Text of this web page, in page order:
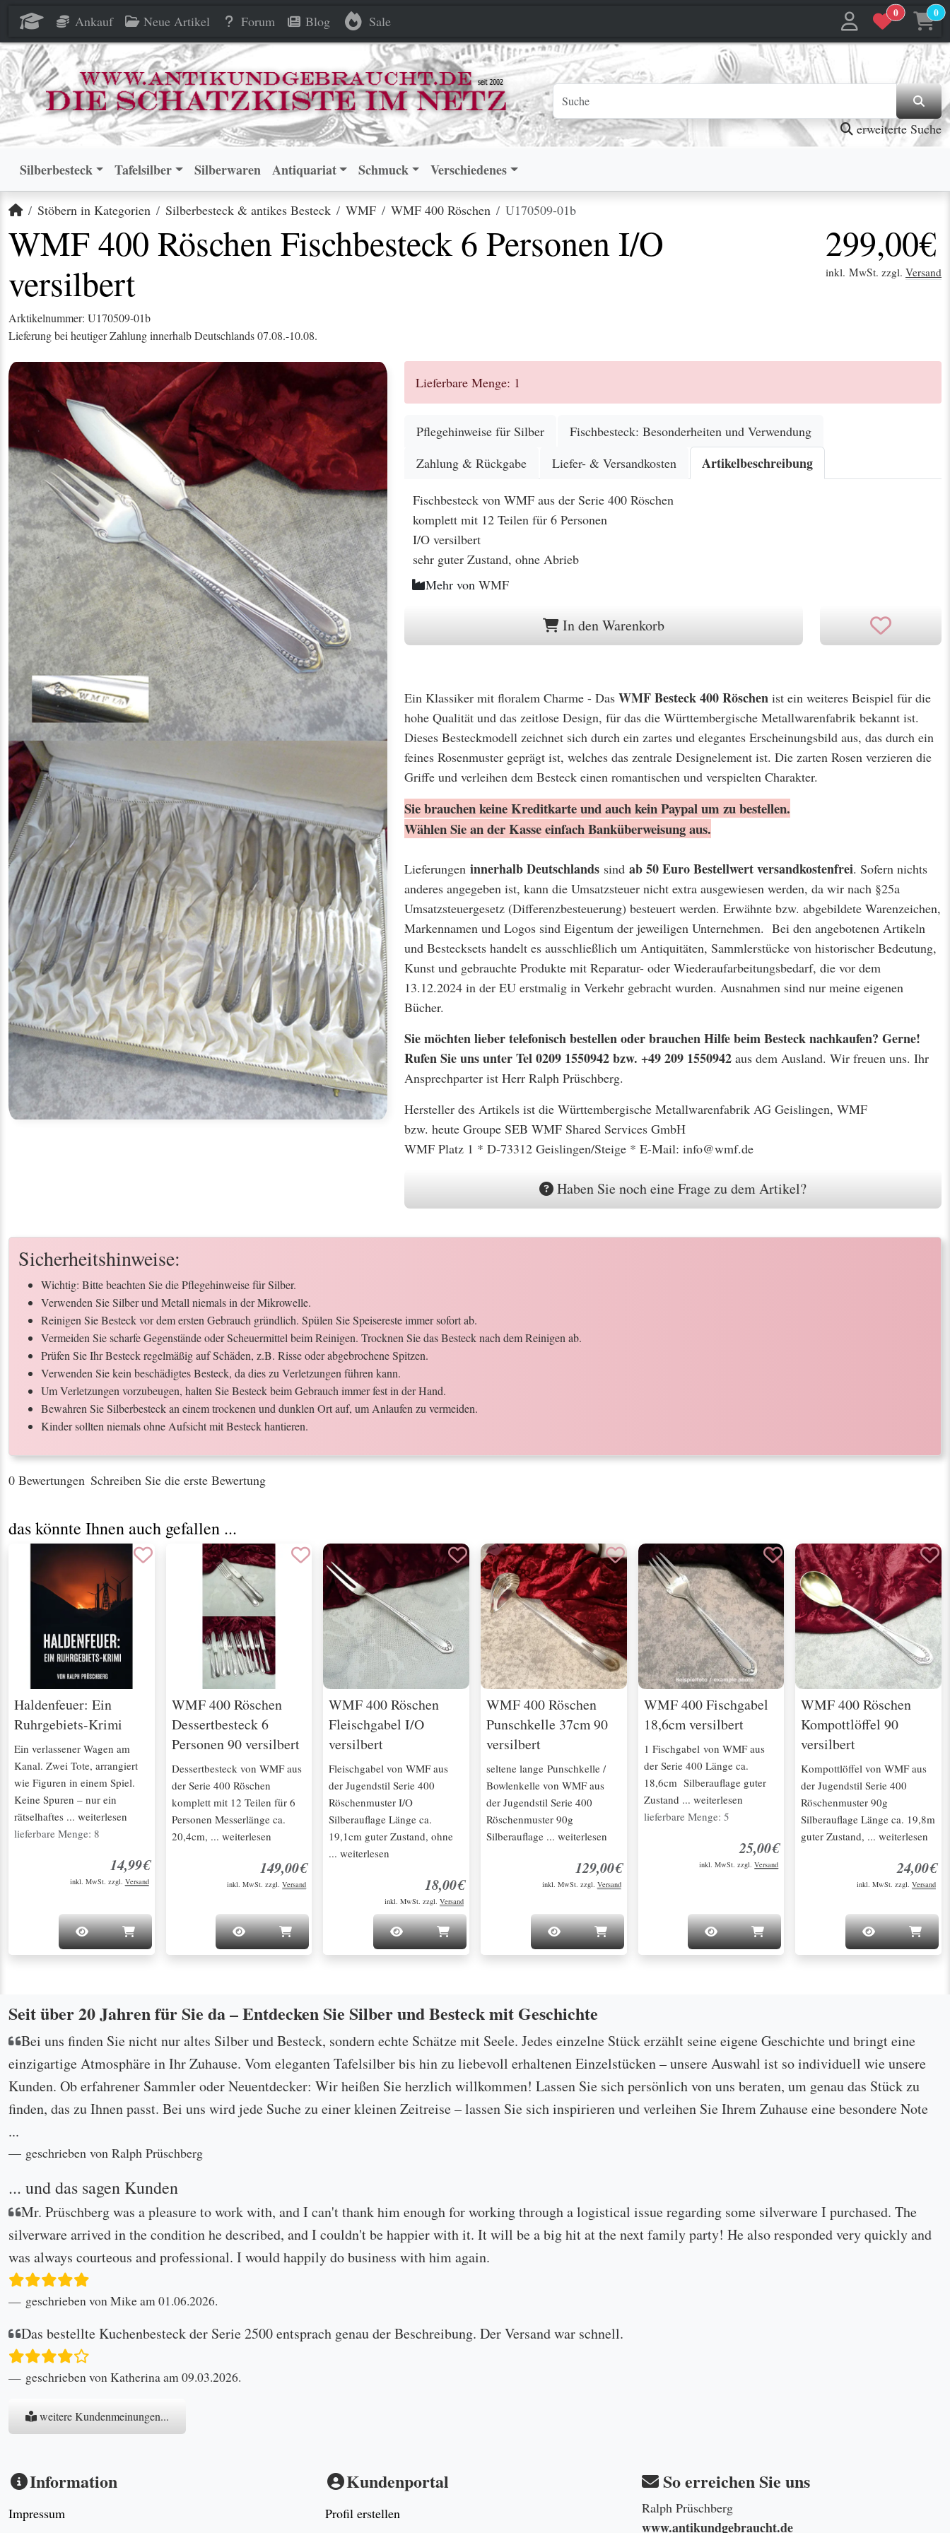
Ankauf Neue Artikel Forum Blog Sale
0 0
erweiterte Suche
Silberbesteck Tafelsilber Silberwaren Antiquariat Schmuck Verschiedenes
Startseite
Stöbern in Kategorien Silberbesteck & antikes Besteck WMF WMF 400 Röschen U170509-01b
WMF 400 Röschen Fischbesteck 6 Personen I/O
versilbert
299,00€
inkl. MwSt. zzgl. Versand
Arktikelnummer: U170509-01b
Lieferung bei heutiger Zahlung innerhalb Deutschlands 07.08.-10.08.
Lieferbare Menge: 1
Pflegehinweise für Silber
Fischbesteck: Besonderheiten und Verwendung
Zahlung & Rückgabe
Liefer- & Versandkosten Artikelbeschreibung
Fischbesteck von WMF aus der Serie 400 Röschen
komplett mit 12 Teilen für 6 Personen
I/O versilbert
sehr guter Zustand, ohne Abrieb
Mehr von WMF
In den Warenkorb
Ein Klassiker mit floralem Charme - Das WMF Besteck 400 Röschen ist ein weiteres Beispiel für die
hohe Qualität und das zeitlose Design, für das die Württembergische Metallwarenfabrik bekannt ist.
Dieses Besteckmodell zeichnet sich durch ein zartes und elegantes Erscheinungsbild aus, das durch ein
feines Rosenmuster geprägt ist, welches das zentrale Designelement ist. Die zarten Rosen verzieren die
Griffe und verleihen dem Besteck einen romantischen und verspielten Charakter.
Sie brauchen keine Kreditkarte und auch kein Paypal um zu bestellen.
Wählen Sie an der Kasse einfach Banküberweisung aus.
Lieferungen innerhalb Deutschlands sind ab 50 Euro Bestellwertversandkostenfrei. Sofern nichts
anderes angegeben ist, kann die Umsatzsteuer nicht extra ausgewiesen werden, da wir nach §25a
Umsatzsteuergesetz (Differenzbesteuerung) besteuert werden. Erwähnte bzw. abgebildete Warenzeichen,
Markennamen und Logos sind Eigentum der jeweiligen Unternehmen. Bei den angebotenen Artikeln
und Bestecksets handelt es ausschließlich um Antiquitäten, Sammlerstücke von historischer Bedeutung,
Kunst und gebrauchte Produkte mit Reparatur- oder Wiederaufarbeitungsbedarf, die vor dem
13.12.2024 in der EU erstmalig in Verkehr gebracht wurden. Ausnahmen sind nur meine eigenen
Bücher.
Sie möchten lieber telefonisch bestellen oder brauchen Hilfe beim Besteck nachkaufen? Gerne!
Rufen Sie uns unter Tel 0209 1550942 bzw. +49 209 1550942 aus dem Ausland. Wir freuen uns. Ihr
Ansprechparter ist Herr Ralph Prüschberg.
Hersteller des Artikels ist die Württembergische Metallwarenfabrik AG Geislingen, WMF
bzw. heute Groupe SEB WMF Shared Services GmbH
WMF Platz 1 * D-73312 Geislingen/Steige * E-Mail: info@wmf.de
Haben Sie noch eine Frage zu dem Artikel?
Sicherheitshinweise:
Wichtig: Bitte beachten Sie die Pflegehinweise für Silber.
Verwenden Sie Silber und Metall niemals in der Mikrowelle.
Reinigen Sie Besteck vor dem ersten Gebrauch gründlich. Spülen Sie Speisereste immer sofort ab.
Vermeiden Sie scharfe Gegenstände oder Scheuermittel beim Reinigen. Trocknen Sie das Besteck nach dem Reinigen ab.
Prüfen Sie Ihr Besteck regelmäßig auf Schäden, z.B. Risse oder abgebrochene Spitzen.
Verwenden Sie kein beschädigtes Besteck, da dies zu Verletzungen führen kann.
Um Verletzungen vorzubeugen, halten Sie Besteck beim Gebrauch immer fest in der Hand.
Bewahren Sie Silberbesteck an einem trockenen und dunklen Ort auf, um Anlaufen zu vermeiden.
Kinder sollten niemals ohne Aufsicht mit Besteck hantieren.
0 Bewertungen Schreiben Sie die erste Bewertung
WMF 400 Röschen Fischbesteck 6 Personen I/O versilbert jetzt in den Warenkorb
WMF 400 Röschen Fischbesteck 6 Personen I/O versilbert jetzt in den Warenkorb
das könnte Ihnen auch gefallen ...
Haldenfeuer: Ein
Ruhrgebiets-Krimi
Ein verlassener Wagen am
Kanal. Zwei Tote, arrangiert
wie Figuren in einem Spiel.
Keine Spuren – nur ein
rätselhaftes ... weiterlesen
lieferbare Menge: 8
14,99€
inkl. MwSt. zzgl. Versand
WMF 400 Röschen
Dessertbesteck 6
Personen 90 versilbert
Dessertbesteck von WMF aus
der Serie 400 Röschen
komplett mit 12 Teilen für 6
Personen Messerlänge ca.
20,4cm, ... weiterlesen
149,00€
inkl. MwSt. zzgl.Versand
WMF 400 Röschen
Fleischgabel I/O
versilbert
Fleischgabel von WMF aus
der Jugendstil Serie 400
Röschenmuster I/O
Silberauflage Länge ca.
19,1cm guter Zustand, ohne
... weiterlesen
18,00€
inkl. MwSt. zzgl. Versand
WMF 400 Röschen
Punschkelle 37cm 90
versilbert
seltene lange Punschkelle /
Bowlenkelle von WMF aus
der Jugendstil Serie 400
Röschenmuster 90g
Silberauflage ... weiterlesen
129,00€
inkl. MwSt. zzgl. Versand
WMF 400 Fischgabel
18,6cm versilbert
1 Fischgabel von WMF aus
der Serie 400 Länge ca.
18,6cm Silberauflage guter
Zustand ... weiterlesen
lieferbare Menge: 5
25,00€
inkl. MwSt. zzgl.Versand
WMF 400 Röschen
Kompottlöffel 90
versilbert
Kompottlöffel von WMF aus
der Jugendstil Serie 400
Röschenmuster 90g
Silberauflage Länge ca. 19,8m
guter Zustand, ... weiterlesen
24,00€
inkl. MwSt. zzgl. Versand
Seit über 20 Jahren für Sie da – Entdecken Sie Silber und Besteck mit Geschichte
Bei uns finden Sie nicht nur altes Silber und Besteck, sondern echte Schätze mit Seele. Jedes einzelne Stück erzählt seine eigene Geschichte und bringt eine
einzigartige Atmosphäre in Ihr Zuhause. Vom eleganten Tafelsilber bis hin zu liebevoll erhaltenen Einzelstücken – unsere Auswahl ist so individuell wie unsere
Kunden. Ob erfahrener Sammler oder Neuentdecker: Wir heißen Sie herzlich willkommen! Lassen Sie sich persönlich von uns beraten, um genau das Stück zu
finden, das zu Ihnen passt. Bei uns wird jede Suche zu einer kleinen Zeitreise – lassen Sie sich inspirieren und verleihen Sie Ihrem Zuhause eine besondere Note
...
geschrieben von Ralph Prüschberg
... und das sagen Kunden
Mr. Prüschberg was a pleasure to work with, and I can't thank him enough for working through a logistical issue regarding some silverware I purchased. The
silverware arrived in the condition he described, and I couldn't be happier with it. It will be a big hit at the next family party! He also responded very quickly and
was always courteous and professional. I would happily do business with him again.
geschrieben von Mike am 01.06.2026.
Das bestellte Kuchenbesteck der Serie 2500 entsprach genau der Beschreibung. Der Versand war schnell.
geschrieben von Katherina am 09.03.2026.
weitere Kundenmeinungen...
Information
Impressum
Kundenportal
Profil erstellen
So erreichen Sie uns
Ralph Prüschberg
www.antikundgebraucht.de